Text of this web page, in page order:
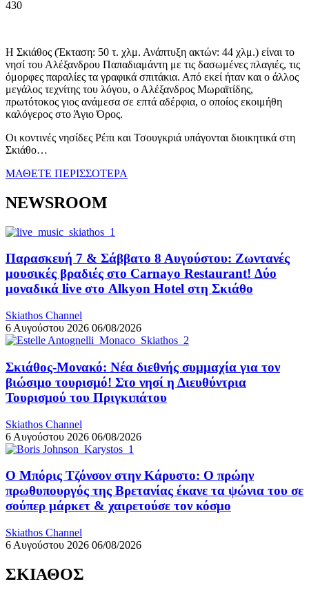
430
Η Σκιάθος (Έκταση: 50 τ. χλμ. Ανάπτυξη ακτών: 44 χλμ.) είναι το
νησί του Αλέξανδρου Παπαδιαμάντη με τις δασωμένες πλαγιές, τις
όμορφες παραλίες τα γραφικά σπιτάκια. Από εκεί ήταν και ο άλλος
μεγάλος τεχνίτης του λόγου, ο Αλέξανδρος Μωραϊτίδης,
πρωτότοκος γιος ανάμεσα σε επτά αδέρφια, ο οποίος εκοιμήθη
καλόγερος στο Άγιο Όρος.
Οι κοντινές νησίδες Ρέπι και Τσουγκριά υπάγονται διοικητικά στη
Σκιάθο…
ΜΑΘΕΤΕ ΠΕΡΙΣΣΟΤΕΡΑ
NEWSROOM
Παρασκευή 7 & Σάββατο 8 Αυγούστου: Ζωντανές
μουσικές βραδιές στο Carnayo Restaurant! Δύο
μοναδικά live στο Alkyon Hotel στη Σκιάθο
Skiathos Channel
6 Αυγούστου 2026 06/08/2026
Σκιάθος-Μονακό: Νέα διεθνής συμμαχία για τον
βιώσιμο τουρισμό! Στο νησί η Διευθύντρια
Τουρισμού του Πριγκιπάτου
Skiathos Channel
6 Αυγούστου 2026 06/08/2026
Ο Μπόρις Τζόνσον στην Κάρυστο: Ο πρώην
πρωθυπουργός της Βρετανίας έκανε τα ψώνια του σε
σούπερ μάρκετ & χαιρετούσε τον κόσμο
Skiathos Channel
6 Αυγούστου 2026 06/08/2026
ΣΚΙΑΘΟΣ